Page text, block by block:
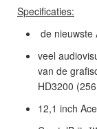
Specificaties:
de nieuwste
veel
van de
HD3200
12,1 inch